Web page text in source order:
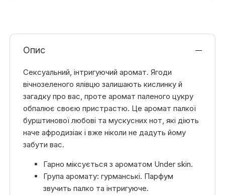
Опис
Сексуальний, інтригуючий аромат. Ягоди
вічнозеленого ялівцю залишають кислинку й
загадку про вас, проте аромат паленого цукру
обпалює своєю пристрастю. Це аромат палкої
бурштинової любові та мускусних нот, які діють
наче афродизіак і вже ніколи не дадуть йому
забути вас.
Гарно міксується з ароматом Under skin.
Група аромату: гурманські. Парфум
звучить палко та інтригуюче.